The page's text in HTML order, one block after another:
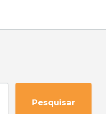
Pesquisar